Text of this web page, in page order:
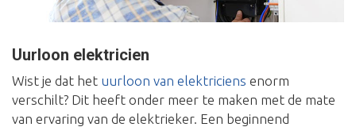
Uurloon elektricien
Wist je dat het uurloon van elektriciens enorm
verschilt? Dit heeft onder meer te maken met de mate
van ervaring van de elektrieker. Een beginnend